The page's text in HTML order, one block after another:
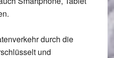
durch die
und